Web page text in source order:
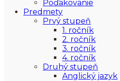
Poďakovanie
Predmety
Prvý stupeň
1. ročník
2. ročník
3. ročník
4. ročník
Druhý stupeň
Anglický jazyk